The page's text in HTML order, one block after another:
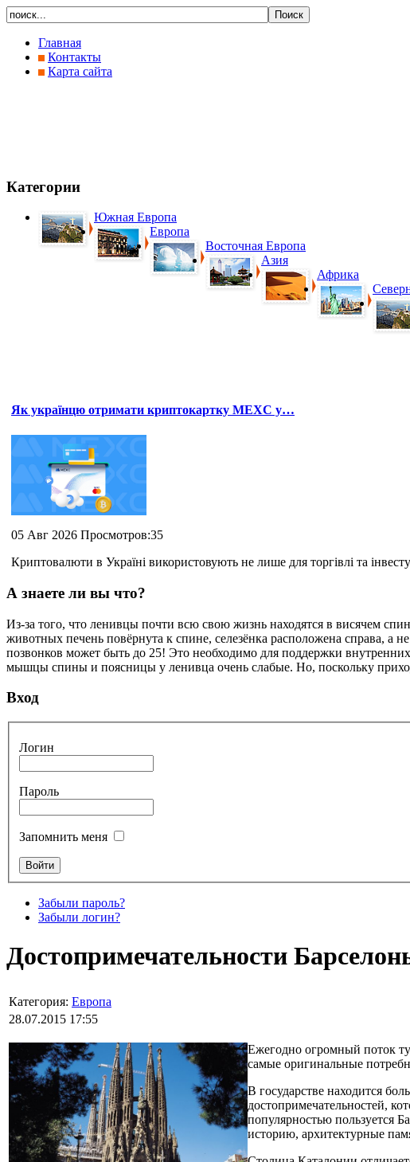
Главная
Контакты
Карта сайта
Категории
Южная Европа
Европа
Восточная Европа
Азия
Африка
Як українцю отримати криптокартку MEXC у…
05 Авг 2026 Просмотров:35
Криптовалюти в Україні використовують не лише для торгівлі та
А знаете ли вы что?
Из-за того, что ленивцы почти всю свою жизнь находятся в висячем
животных печень повёрнута к спине, селезёнка расположена справа,
позвонков может быть до 25! Это необходимо для поддержки
мышцы спины и поясницы у ленивца очень слабые. Но, поскольку
Вход
Логин
Пароль
Запомнить меня
Забыли пароль?
Забыли логин?
Достопримечательности
Категория: Европа
28.07.2015 17:55
Ежегодно огромный поток
самые оригинальные
В государстве находится
достопримечательностей,
популярностью пользуется
историю, архитектурные